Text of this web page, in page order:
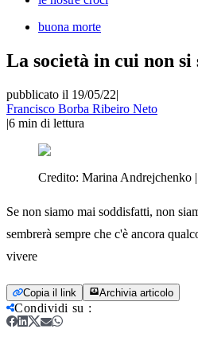
buona morte
La società in cui non si
pubblicato il 19/05/22|
Francisco Borba Ribeiro Neto
|6 min di lettura
Credito: Marina Andrejchenko
Se non siamo mai soddisfatti, non
sembrerà sempre che c'è ancora
vivere
Copia il link Archivia articolo
Condividi su :